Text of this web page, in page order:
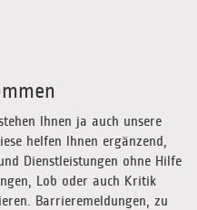
Ihnen ja auch unsere
helfen Ihnen ergänzend,
Dienstleistungen ohne Hilfe
Lob oder auch Kritik
Barrieremeldungen, zu